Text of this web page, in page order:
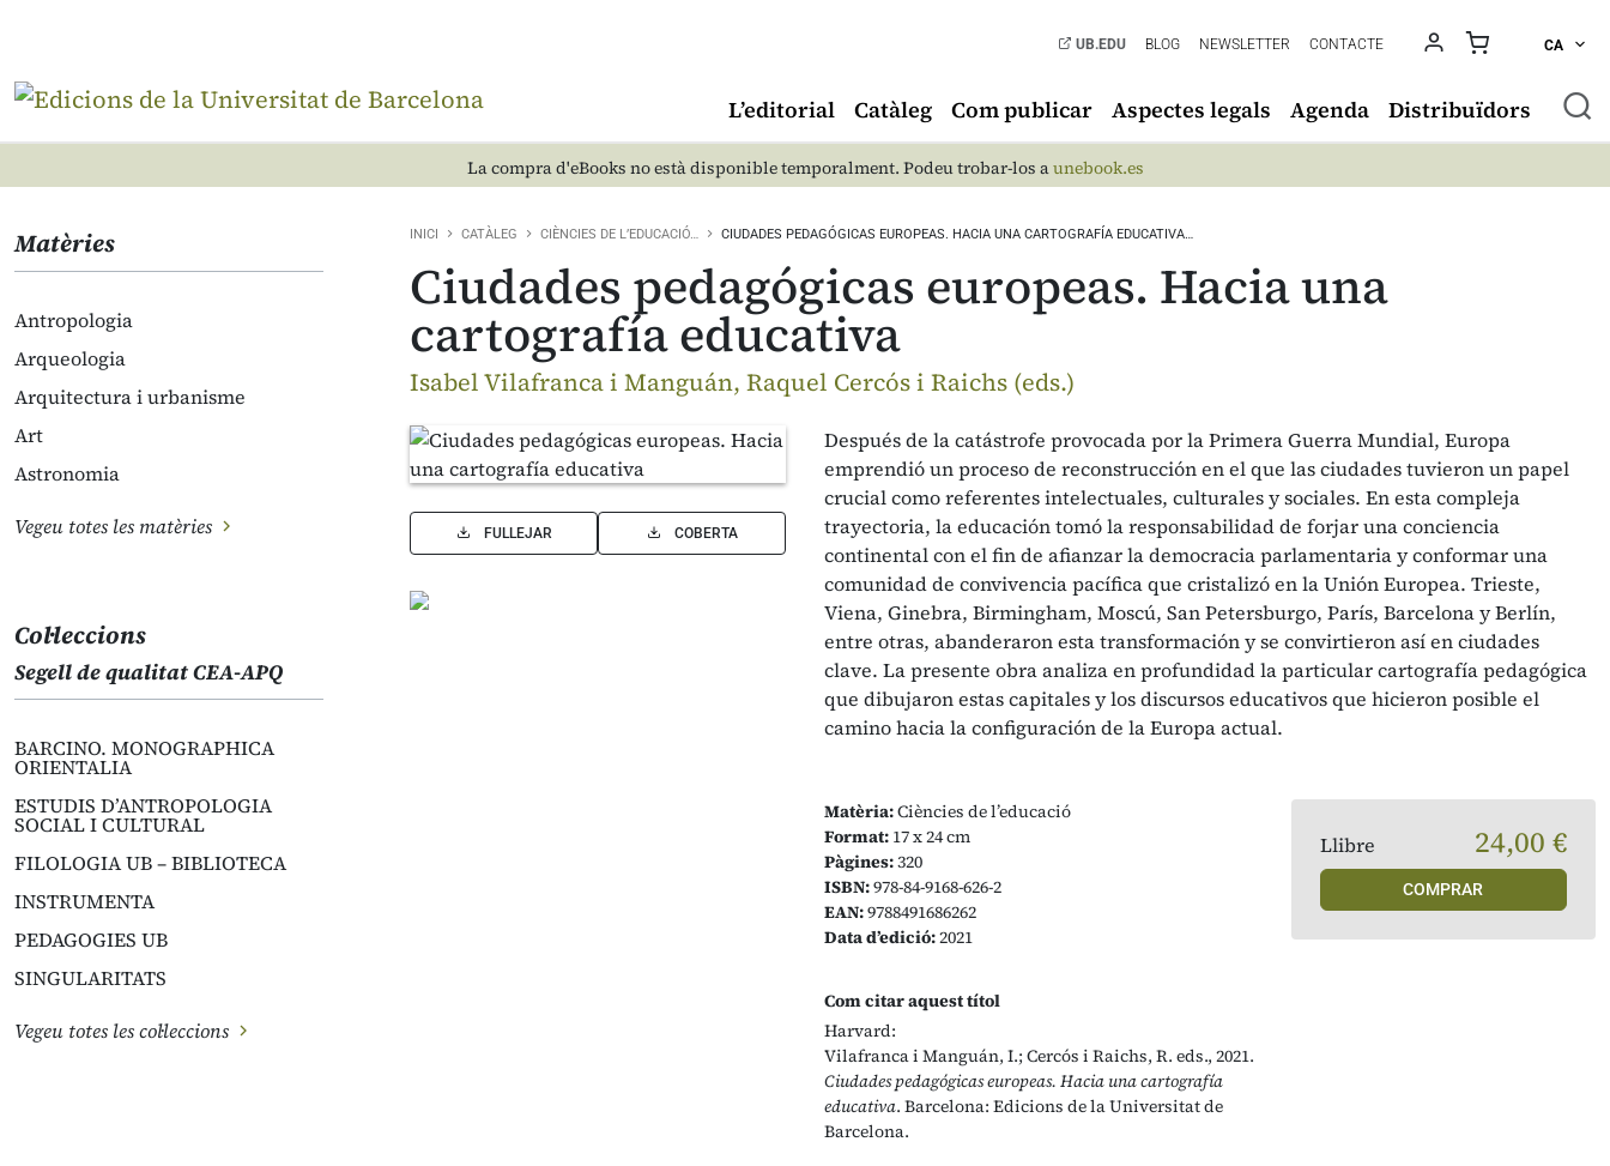
UB.EDU BLOG NEWSLETTER CONTACTE CA
L’editorial Catàleg Com publicar Aspectes legals Agenda Distribuïdors
La compra d'eBooks no està disponible temporalment. Podeu trobar-los aunebook.es
Matèries
Antropologia
Arqueologia
Arquitectura i urbanisme
Art
Astronomia
Vegeu totes les matèries
Col·leccions
Segell de qualitat CEA-APQ
BARCINO. MONOGRAPHICA
ORIENTALIA
ESTUDIS D’ANTROPOLOGIA
SOCIAL I CULTURAL
FILOLOGIA UB – BIBLIOTECA
INSTRUMENTA
PEDAGOGIES UB
SINGULARITATS
Vegeu totes les col·leccions
INICI CATÀLEG CIÈNCIES DE L’EDUCACIÓ… CIUDADES PEDAGÓGICAS EUROPEAS. HACIA UNA CARTOGRAFÍA EDUCATIVA…
Ciudades pedagógicas europeas. Hacia una
cartografía educativa
Isabel Vilafranca i Manguán, Raquel Cercós i Raichs (eds.)
FULLEJAR COBERTA
Después de la catástrofe provocada por la Primera Guerra Mundial, Europa
emprendió un proceso de reconstrucción en el que las ciudades tuvieron un papel
crucial como referentes intelectuales, culturales y sociales. En esta compleja
trayectoria, la educación tomó la responsabilidad de forjar una conciencia
continental con el fin de afianzar la democracia parlamentaria y conformar una
comunidad de convivencia pacífica que cristalizó en la Unión Europea. Trieste,
Viena, Ginebra, Birmingham, Moscú, San Petersburgo, París, Barcelona y Berlín,
entre otras, abanderaron esta transformación y se convirtieron así en ciudades
clave. La presente obra analiza en profundidad la particular cartografía pedagógica
que dibujaron estas capitales y los discursos educativos que hicieron posible el
camino hacia la configuración de la Europa actual.
Matèria:Ciències de l’educació
Format: 17 x 24 cm
Pàgines:320
ISBN:978-84-9168-626-2
EAN:9788491686262
Data d’edició:2021
Com citar aquest títol
Harvard:
Vilafranca i Manguán, I.; Cercós i Raichs, R. eds., 2021.
Ciudades pedagógicas europeas. Hacia una cartografía
educativa. Barcelona: Edicions de la Universitat de
Barcelona.
Llibre 24,00 €
COMPRAR